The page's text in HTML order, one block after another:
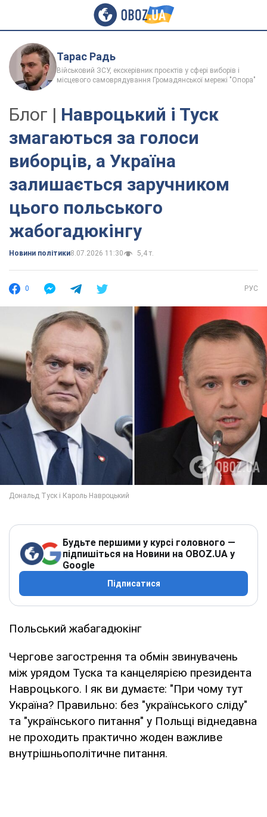
Тарас Радь
Військовий ЗСУ, екскерівник проєктів у сфері виборів і
місцевого самоврядування Громадянської мережі "Опора"
Блог | Навроцький і Туск
змагаються за голоси
виборців, а Україна
залишається заручником
цього польського
жабогадюкінгу
Новини політики8.07.2026 11:30 5,4 т.
0 РУС
Будьте першими у курсі головного —
підпишіться на Новини на OBOZ.UA у
Google
Підписатися
Польський жабагадюкінг
Чергове загострення та обмін звинувачень
між урядом Туска та канцелярією президента
Навроцького. І як ви думаєте: "При чому тут
Україна? Правильно: без "українського сліду"
та "українського питання" у Польщі віднедавна
не проходить практично жоден важливе
внутрішньополітичне питання.